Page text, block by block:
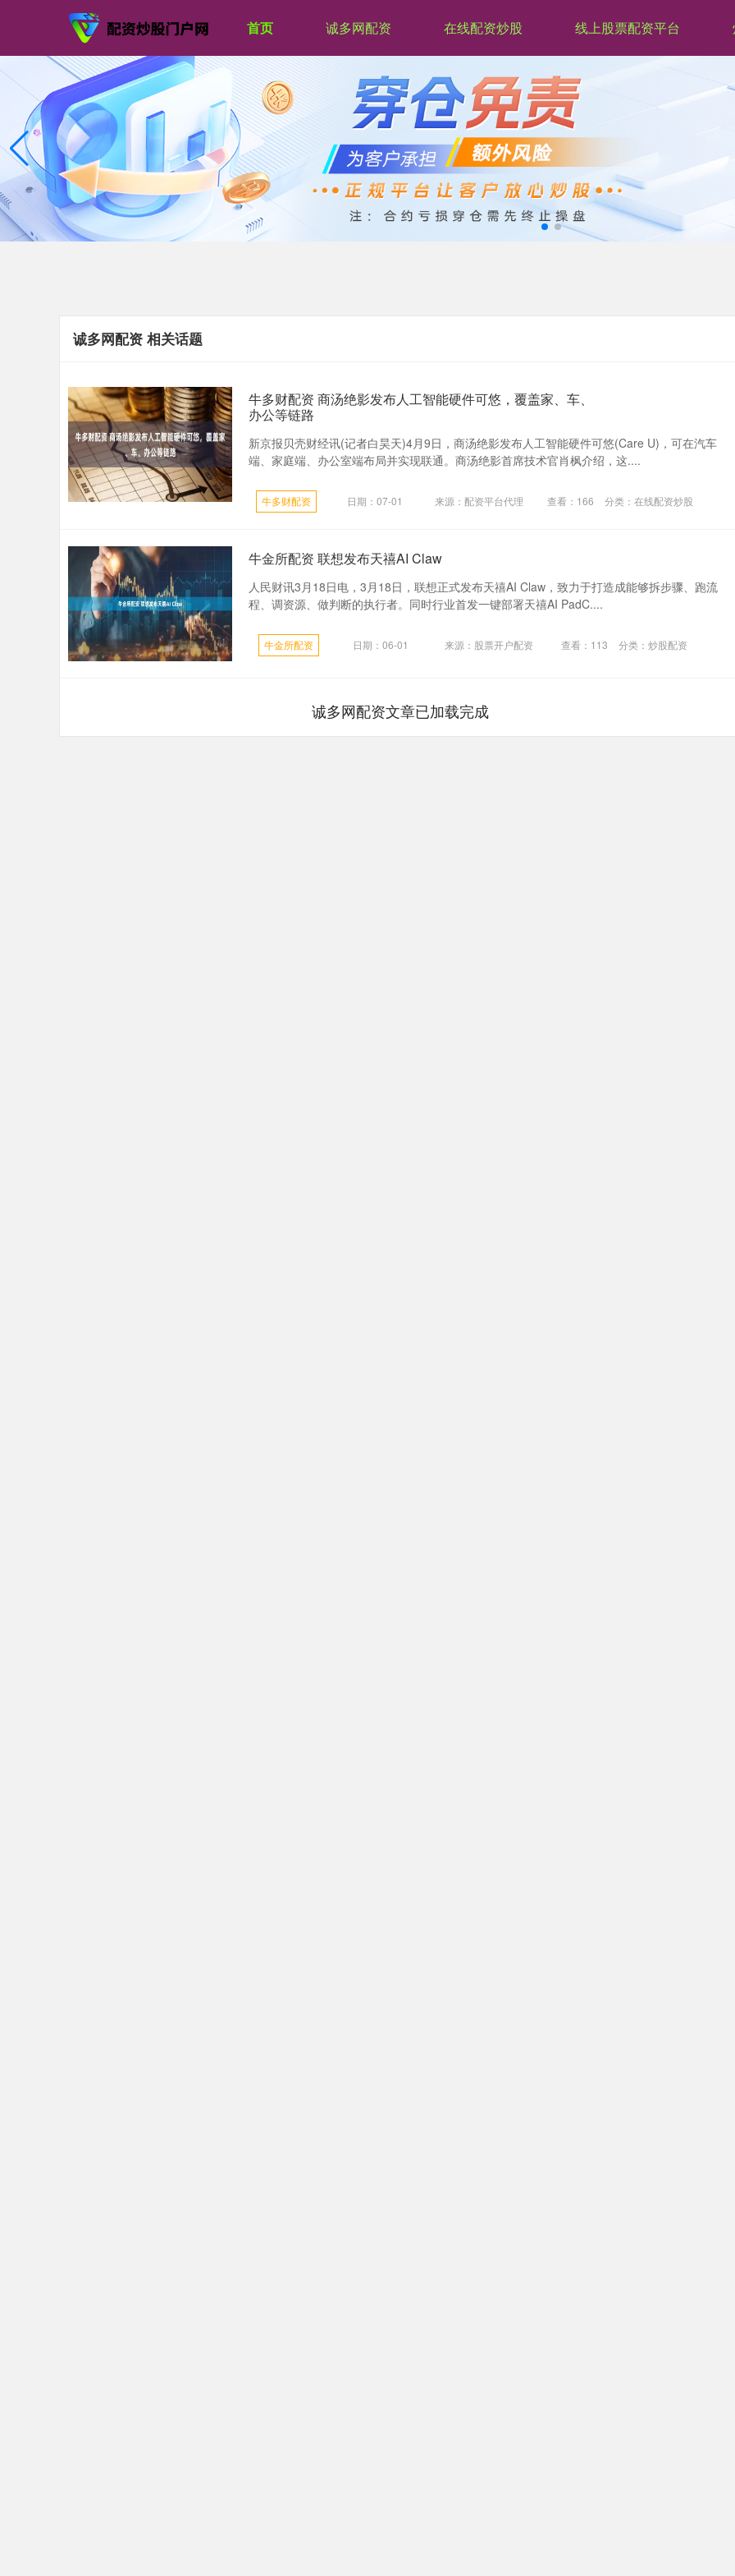
首页 诚多网配资 在线配资炒股 线上股票配资平台
诚多网配资 相关话题
牛多财配资 商汤绝影发布人工智能硬件可悠，覆盖家、车、
办公等链路
新京报贝壳财经讯(记者白昊天)4月9日，商汤绝影发布人工智能硬件可悠(Care U)，可在汽车
端、家庭端、办公室端布局并实现联通。商汤绝影首席技术官肖枫介绍，这....
牛多财配资 日期：07-01 来源：配资平台代理 查看： 166 分类： 在线配资炒股
牛金所配资 联想发布天禧AI Claw
人民财讯3月18日电，3月18日，联想正式发布天禧AI Claw，致力于打造成能够拆步骤、跑流
程、调资源、做判断的执行者。同时行业首发一键部署天禧AI PadC....
牛金所配资 日期：06-01 来源：股票开户配资 查看： 113 分类： 炒股配资
诚多网配资文章已加载完成